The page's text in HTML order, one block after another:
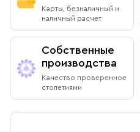
Карты, безналичный и
наличный расчет
Собственные
производства
Качество проверенное
столетиями